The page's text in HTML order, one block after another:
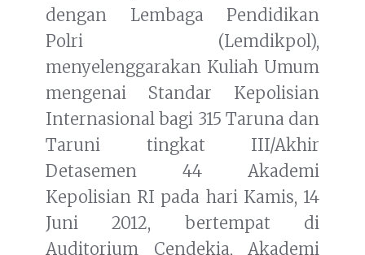
dengan Lembaga Pendidikan
Polri (Lemdikpol),
menyelenggarakan Kuliah Umum
mengenai Standar Kepolisian
Internasional bagi 315 Taruna dan
Taruni tingkat III/Akhir
Detasemen 44 Akademi
Kepolisian RI pada hari Kamis, 14
Juni 2012, bertempat di
Auditorium Cendekia, Akademi